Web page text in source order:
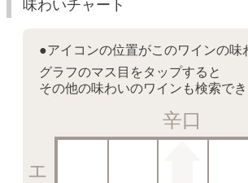
味わいチャート
●アイコンの位置がこのワインの味
グラフのマス目をタップすると
その他の味わいのワインも検索で
辛口